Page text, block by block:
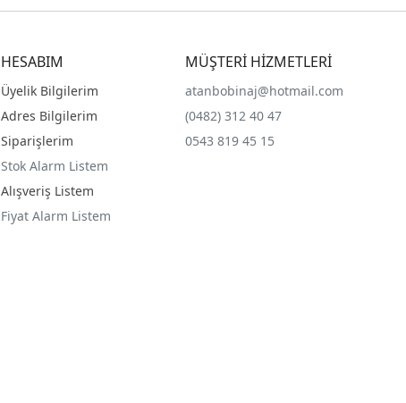
HESABIM
Üyelik Bilgilerim
Adres Bilgilerim
Siparişlerim
Stok Alarm Listem
Alışveriş Listem
Fiyat Alarm Listem
MÜŞTERİ HİZMETLERİ
atanbobinaj@hotmail.com
(0482) 312 40 47
0543 819 45 15